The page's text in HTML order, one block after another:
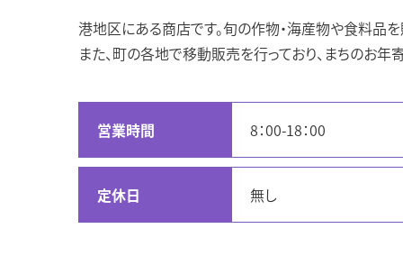
港地区にある商店です。旬の作物・海産物や食料品を
また、町の各地で移動販売を行っており、まちのお
営業時間 8：00-18：00
定休日 無し